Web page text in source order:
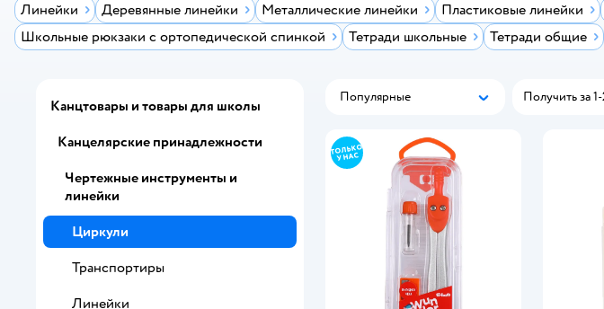
Линейки Деревянные линейки Металлические линейки Пластиковые линейки
Школьные рюкзаки с ортопедической спинкой
Тетради школьные Тетради общие
Популярные
Популярные Получить за 1-
Канцтовары и товары для школы
Канцелярские принадлежности
Чертежные инструменты и
линейки
Циркули
Транспортиры
Линейки